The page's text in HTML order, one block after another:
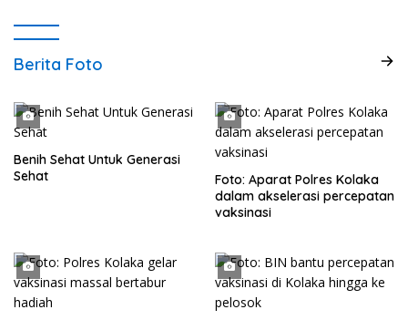
Berita Foto
Benih Sehat Untuk Generasi
Sehat
Foto: Aparat Polres Kolaka
dalam akselerasi percepatan
vaksinasi